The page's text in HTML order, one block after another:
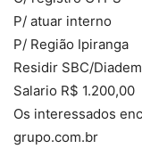
P/ atuar interno
P/ Região Ipiranga
Residir SBC/
Salario R$ 1.200,00
Os interessados
grupo.com.br